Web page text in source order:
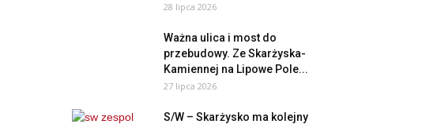
28 lipca 2026
Ważna ulica i most do
przebudowy. Ze Skarżyska-
Kamiennej na Lipowe Pole...
27 lipca 2026
S/W – Skarżysko ma kolejny